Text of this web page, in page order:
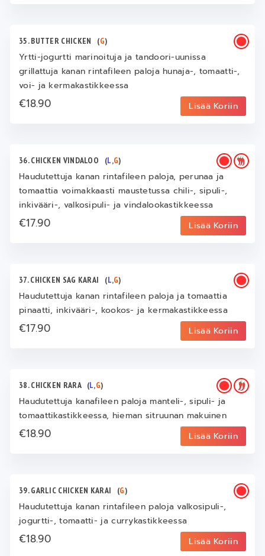
35. BUTTER CHICKEN (G)
Yrtti-jogurtti marinoituja ja tandoori-uunissa
grillattuja kanan rintafileen paloja hunaja-, tomaatti-,
voi- ja kermakastikkeessa
€18.90 Lisää Koriin
36. CHICKEN VINDALOO (L,G)
Haudutettuja kanan rintafileen paloja, perunaa ja
tomaattia voimakkaasti maustetussa chili-, sipuli-,
inkivääri-, valkosipuli- ja vindalookastikkeessa
€17.90 Lisää Koriin
37. CHICKEN SAG KARAI (L,G)
Haudutettuja kanan rintafileen paloja ja tomaattia
pinaatti, inkivääri-, kookos- ja kermakastikkeessa
€17.90 Lisää Koriin
38. CHICKEN RARA (L,G)
Haudutettuja kanafileen paloja manteli-, sipuli- ja
tomaattikastikkeessa, hieman sitruunan makuinen
€18.90 Lisää Koriin
39. GARLIC CHICKEN KARAI (G)
Haudutettuja kanan rintafileen paloja valkosipuli-,
jogurtti-, tomaatti- ja currykastikkeessa
€18.90 Lisää Koriin